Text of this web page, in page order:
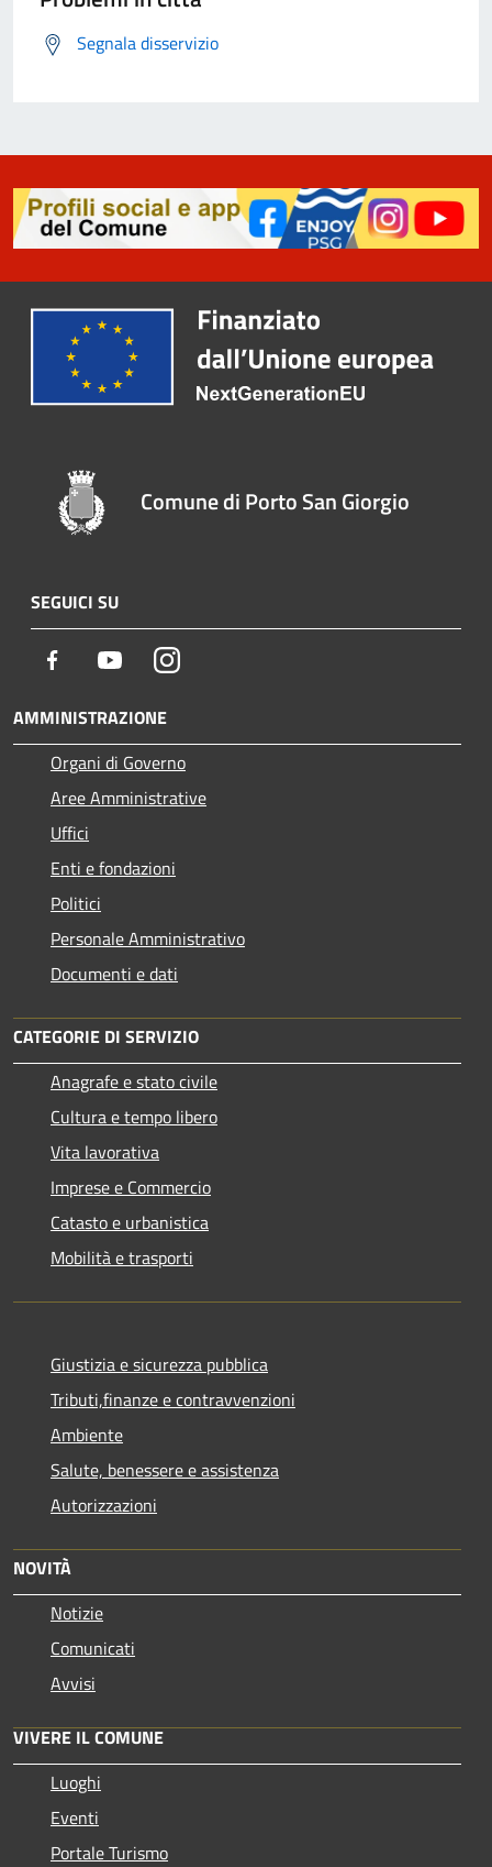
Segnala disservizio
Comune di Porto San Giorgio
SEGUICI SU
Facebook YoutubeInstagram
AMMINISTRAZIONE
Organi di Governo
Aree Amministrative
Uffici
Enti e fondazioni
Politici
Personale Amministrativo
Documenti e dati
CATEGORIE DI SERVIZIO
Anagrafe e stato civile
Cultura e tempo libero
Vita lavorativa
Imprese e Commercio
Catasto e urbanistica
Mobilità e trasporti
Giustizia e sicurezza pubblica
Tributi,finanze e contravvenzioni
Ambiente
Salute, benessere e assistenza
Autorizzazioni
NOVITÀ
Notizie
Comunicati
Avvisi
VIVERE IL COMUNE
Luoghi
Eventi
Portale Turismo